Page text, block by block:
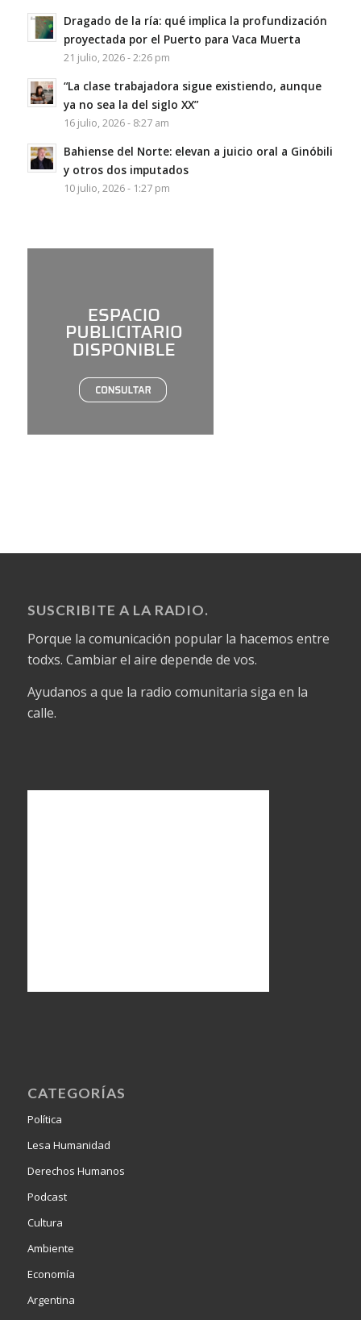
Dragado de la ría: qué implica la profundización
proyectada por el Puerto para Vaca Muerta
21 julio, 2026 - 2:26 pm
“La clase trabajadora sigue existiendo, aunque
ya no sea la del siglo XX”
16 julio, 2026 - 8:27 am
Bahiense del Norte: elevan a juicio oral a Ginóbili
y otros dos imputados
10 julio, 2026 - 1:27 pm
SUSCRIBITE A LA RADIO.
Porque la comunicación popular la hacemos entre
todxs. Cambiar el aire depende de vos.
Ayudanos a que la radio comunitaria siga en la
calle.
CATEGORÍAS
Política
Lesa Humanidad
Derechos Humanos
Podcast
Cultura
Ambiente
Economía
Argentina